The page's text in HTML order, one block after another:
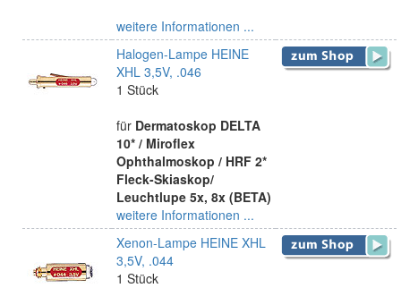
weitere Informationen ...
Halogen-Lampe HEINE
XHL 3,5V, .046
1 Stück
für Dermatoskop DELTA
10* / Miroflex
Ophthalmoskop / HRF 2*
Fleck-Skiaskop/
Leuchtlupe 5x, 8x (BETA)
weitere Informationen ...
Xenon-Lampe HEINE XHL
3,5V, .044
1 Stück